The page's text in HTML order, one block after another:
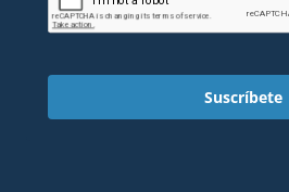
Suscríbete